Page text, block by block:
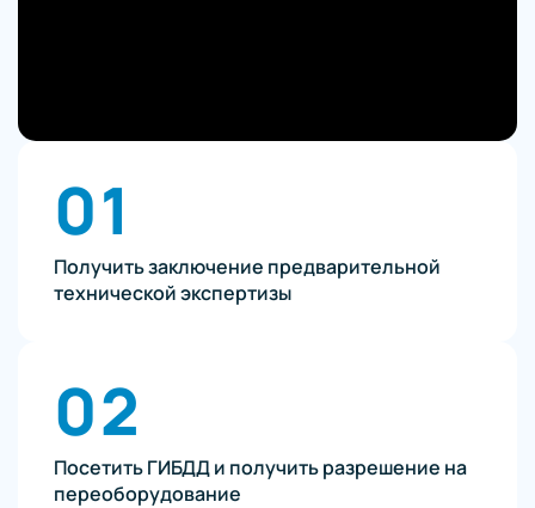
01
Получить заключение предварительной
технической экспертизы
02
Посетить ГИБДД и получить разрешение на
переоборудование